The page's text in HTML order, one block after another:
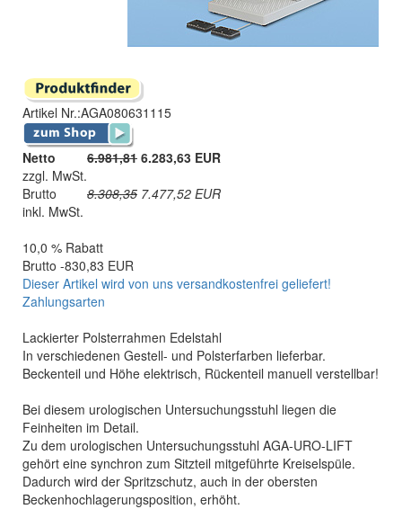
Artikel Nr.:AGA080631115
Netto 6.981,81 6.283,63 EUR
zzgl. MwSt.
Brutto
8.308,35 7.477,52 EUR
inkl. MwSt.
10,0 % Rabatt
Brutto -830,83 EUR
Dieser Artikel wird von uns versandkostenfrei geliefert!
Zahlungsarten
Lackierter Polsterrahmen Edelstahl
In verschiedenen Gestell- und Polsterfarben lieferbar.
Beckenteil und Höhe elektrisch, Rückenteil manuell verstellbar!
Bei diesem urologischen Untersuchungsstuhl liegen die
Feinheiten im Detail.
Zu dem urologischen Untersuchungsstuhl AGA-URO-LIFT
gehört eine synchron zum Sitzteil mitgeführte Kreiselspüle.
Dadurch wird der Spritzschutz, auch in der obersten
Beckenhochlagerungsposition, erhöht.